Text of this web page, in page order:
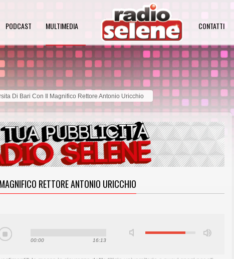
PODCAST MULTIMEDIA CONTATTI
Di Bari Con Il Magnifico Rettore Antonio Uricchio
RETTORE ANTONIO URICCHIO
00:00 16:13